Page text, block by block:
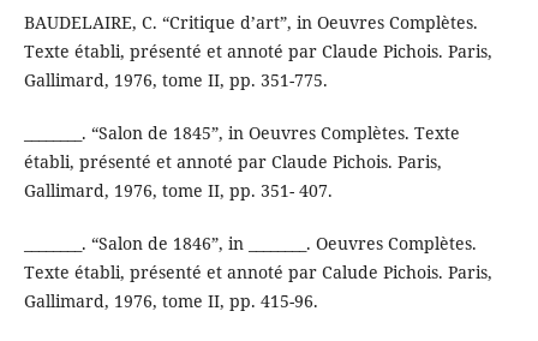
BAUDELAIRE, C. “Critique d’art”, in Oeuvres Complètes.
Texte établi, présenté et annoté par Claude Pichois. Paris,
Gallimard, 1976, tome II, pp. 351-775.
________. “Salon de 1845”, in Oeuvres Complètes. Texte
établi, présenté et annoté par Claude Pichois. Paris,
Gallimard, 1976, tome II, pp. 351- 407.
________. “Salon de 1846”, in ________. Oeuvres Complètes.
Texte établi, présenté et annoté par Calude Pichois. Paris,
Gallimard, 1976, tome II, pp. 415-96.